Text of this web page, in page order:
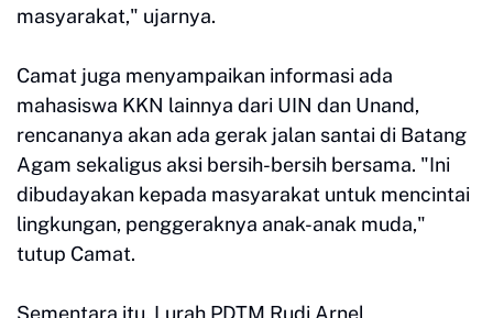
masyarakat," ujarnya.
Camat juga menyampaikan informasi ada
mahasiswa KKN lainnya dari UIN dan Unand,
rencananya akan ada gerak jalan santai di Batang
Agam sekaligus aksi bersih-bersih bersama. "Ini
dibudayakan kepada masyarakat untuk mencintai
lingkungan, penggeraknya anak-anak muda,"
tutup Camat.
Sementara itu, Lurah PDTM Rudi Arnel